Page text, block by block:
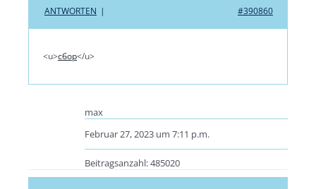
#390860
ANTWORTEN |
<u>сбор</u>
max
Februar 27, 2023 um 7:11 p.m.
Beitragsanzahl: 485020